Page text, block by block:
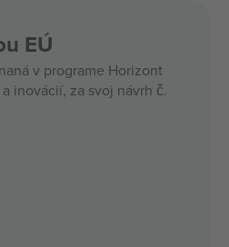
EÚ
v programe Horizont
inovácií, za svoj návrh č.